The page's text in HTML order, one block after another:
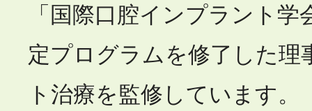
「国際口腔インプラント学
定プログラムを修了した理
ト治療を監修しています。